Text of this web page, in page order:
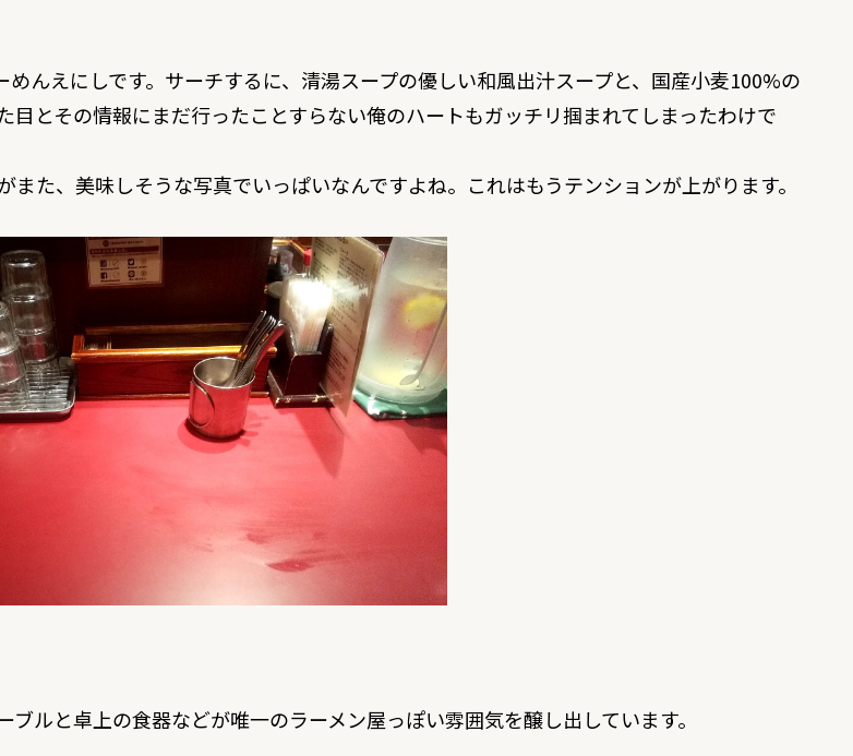
んえにしです。サーチするに、清湯スープの優しい和風出汁スープと、国産小麦100%の
とその情報にまだ行ったことすらない俺のハートもガッチリ掴まれてしまったわけで
た、美味しそうな写真でいっぱいなんですよね。これはもうテンションが上がります。
ルと卓上の食器などが唯一のラーメン屋っぽい雰囲気を醸し出しています。